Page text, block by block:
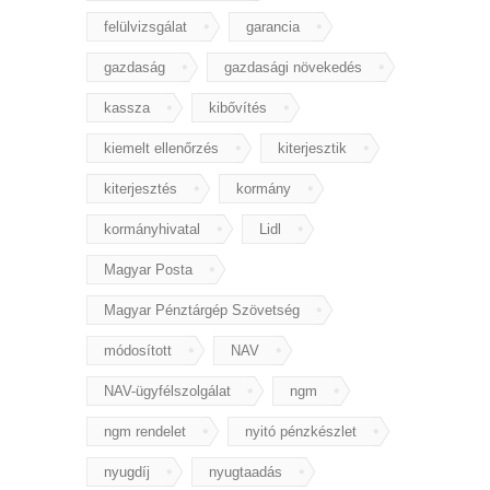
felülvizsgálat garancia
gazdaság gazdasági növekedés
kassza kibővítés
kiemelt ellenőrzés kiterjesztik
kiterjesztés kormány
kormányhivatal Lidl
Magyar Posta
Magyar Pénztárgép Szövetség
módosított NAV
NAV-ügyfélszolgálat ngm
ngm rendelet nyitó pénzkészlet
nyugdíj nyugtaadás